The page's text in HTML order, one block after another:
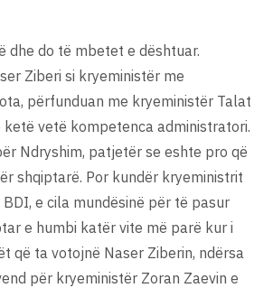
dhe do të mbetet e dështuar.
Ziberi si kryeministër me
përfunduan me kryeministër Talat
ketë vetë kompetenca administratori.
Ndryshim, patjetër se eshte pro që
shqiptarë. Por kundër kryeministrit
e cila mundësinë për të pasur
e humbi katër vite më parë kur i
që ta votojnë Naser Ziberin, ndërsa
për kryeministër Zoran Zaevin e